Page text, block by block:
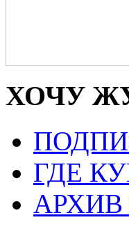
ХОЧУ
ГДЕ